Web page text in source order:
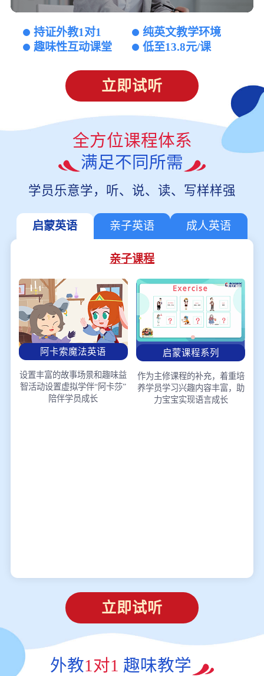
持证外教1对1
纯英文教学环境
趣味性互动课堂
低至13.8元/课
立即试听
全方位课程体系
满足不同所需
学员乐意学，听、说、读、写样样强
启蒙英语 亲子英语 成人英语
亲子课程
阿卡索魔法英语
设置丰富的故事场景和趣味益
智活动设置虚拟学伴“阿卡莎”
陪伴学员成长
启蒙课程系列
作为主修课程的补充，着重培
养学员学习兴趣内容丰富，助
力宝宝实现语言成长
立即试听
外教1对1 趣味教学